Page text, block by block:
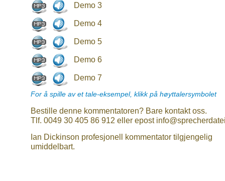
Demo 3
Demo 4
Demo 5
Demo 6
Demo 7
For å spille av et tale-eksempel, klikk på høyttalersymbolet
Bestille denne kommentatoren? Bare kontakt oss.
Tlf. 0049 30 405 86 912 eller epost
Ian Dickinson profesjonell kommentator tilgjengelig
umiddelbart.